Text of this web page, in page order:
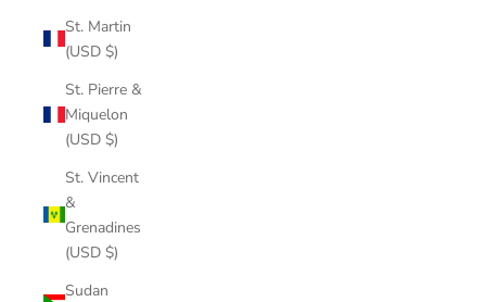
St. Martin
(USD $)
St. Pierre &
Miquelon
(USD $)
St. Vincent
&
Grenadines
(USD $)
Sudan